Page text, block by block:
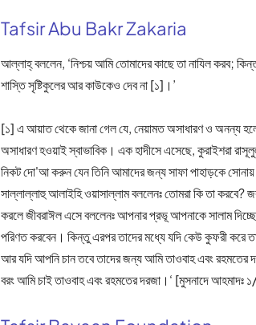
Tafsir Abu Bakr Zakaria
আল্লাহ্‌ বললেন, ‘নিশ্চয় আমি তোমাদের কাছে তা নাযিল করব;
শাস্তি সৃষ্টিকুলের আর কাউকেও দেব না [১]।’
[১] এ আয়াত থেকে জানা গেল যে, নেয়ামত অসাধারণ ও অনন্য
অসাধারণ হওয়াই স্বাভাবিক। এক হাদীসে এসেছে, কুরাইশরা
নিকট দো'আ করুন যেন তিনি আমাদের জন্য সাফা পাহাড়কে
সাল্লাল্লাহু আলাইহি ওয়াসাল্লাম বললেনঃ তোমরা কি তা করবে?
করলে জীবরাঈল এসে বললেনঃ আপনার প্রভূ আপনাকে সালাম
পরিণত করবেন। কিন্তু এরপর তাদের মধ্যে যদি কেউ কুফরী করে
আর যদি আপনি চান তবে তাদের জন্য আমি তাওবাহ এবং রহমতের
বরং আমি চাই তাওবাহ এবং রহমতের দরজা।‘ [মুসনাদে